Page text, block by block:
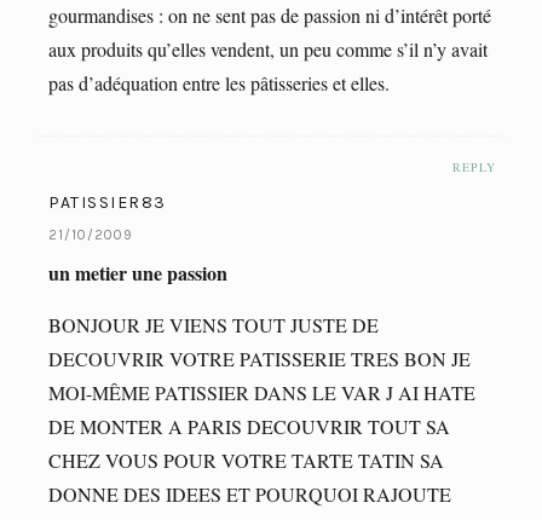
gourmandises : on ne sent pas de passion ni d’intérêt porté
aux produits qu’elles vendent, un peu comme s’il n’y avait
pas d’adéquation entre les pâtisseries et elles.
REPLY
PATISSIER83
21/10/2009
un metier une passion
BONJOUR JE VIENS TOUT JUSTE DE
DECOUVRIR VOTRE PATISSERIE TRES BON JE
MOI-MÊME PATISSIER DANS LE VAR J AI HATE
DE MONTER A PARIS DECOUVRIR TOUT SA
CHEZ VOUS POUR VOTRE TARTE TATIN SA
DONNE DES IDEES ET POURQUOI RAJOUTE